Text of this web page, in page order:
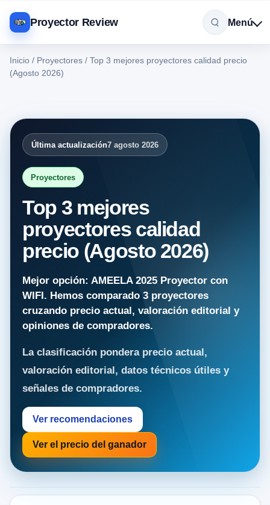
Proyector Review Menú
Inicio / Proyectores / Top 3 mejores proyectores calidad precio
(Agosto 2026)
Última actualización7 agosto 2026
Proyectores
Top 3 mejores
proyectores calidad
precio (Agosto 2026)
Mejor opción: AMEELA 2025 Proyector con
WIFI. Hemos comparado 3 proyectores
cruzando precio actual, valoración editorial y
opiniones de compradores.
La clasificación pondera precio actual,
valoración editorial, datos técnicos útiles y
señales de compradores.
Ver recomendaciones
Ver el precio del ganador